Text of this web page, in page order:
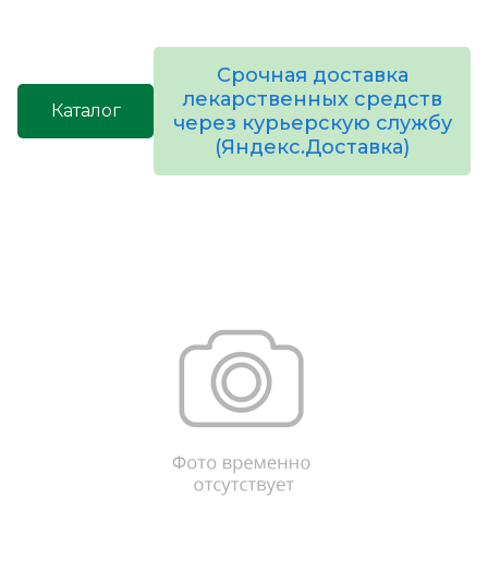
Каталог
Срочная доставка
лекарственных средств
через курьерскую службу
(Яндекс.Доставка)